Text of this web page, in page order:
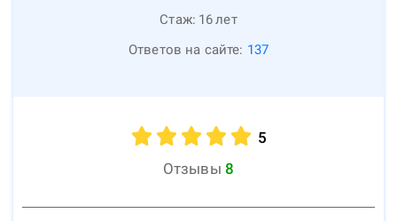
Стаж: 16лет
Ответов на сайте: 137
5
Отзывы 8